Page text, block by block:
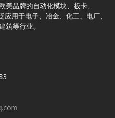
美品牌的自动化模块、板卡、
用于电子、冶金、化工、电厂、
筑等行业。